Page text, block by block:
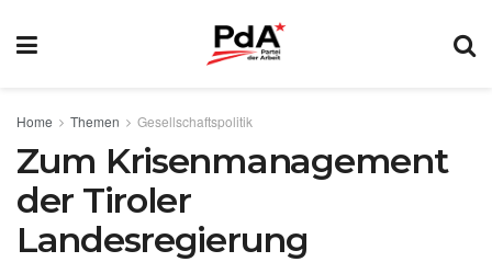
Home Themen Gesellschaftspolitik
Zum Krisenmanagement
der Tiroler
Landesregierung